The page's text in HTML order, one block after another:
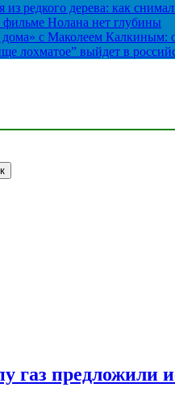
редкого дерева: как
Нолана нет глубины
с Маколеем Калкиным:
лохматое” выйдет в
газ предложили